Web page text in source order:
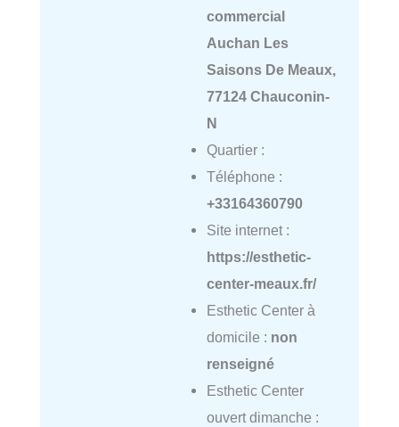
commercial
Auchan Les
Saisons De Meaux,
77124 Chauconin-
N
Quartier :
Téléphone :
+33164360790
Site internet :
https://esthetic-
center-meaux.fr/
Esthetic Center à
domicile : non
renseigné
Esthetic Center
ouvert dimanche :